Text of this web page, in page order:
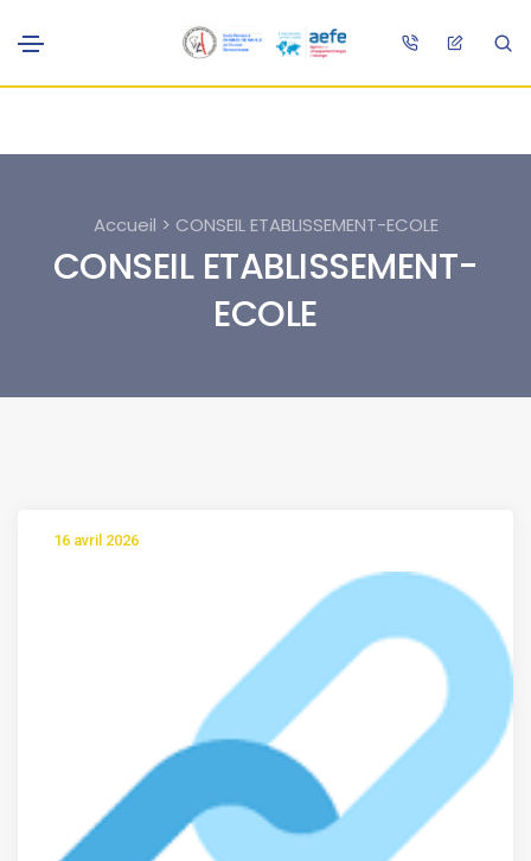
Accueil > CONSEIL ETABLISSEMENT-ECOLE
CONSEIL ETABLISSEMENT-
ECOLE
16 avril 2026